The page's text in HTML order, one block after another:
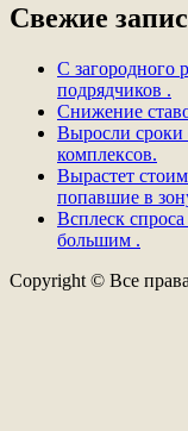
Свежие
С загородного
подрядчиков .
Снижение
Выросли сроки
комплексов.
Вырастет
попавшие в
Всплеск
большим .
Copyright © Все